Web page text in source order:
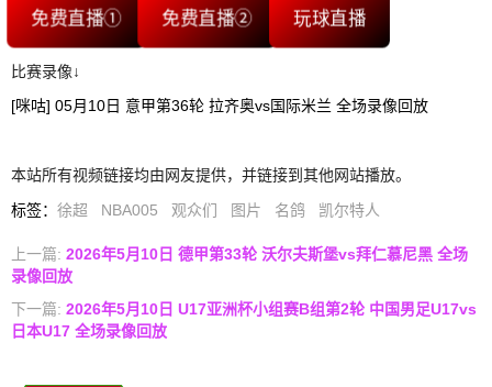
免费直播① 免费直播② 玩球直播
比赛录像↓
[咪咕] 05月10日 意甲第36轮 拉齐奥vs国际米兰 全场录像回放
本站所有视频链接均由网友提供，并链接到其他网站播放。
标签： 徐超 NBA005 观众们 图片 名鸽 凯尔特人
上一篇: 2026年5月10日 德甲第33轮 沃尔夫斯堡vs拜仁慕尼黑 全场
录像回放
下一篇: 2026年5月10日 U17亚洲杯小组赛B组第2轮 中国男足U17vs
日本U17 全场录像回放